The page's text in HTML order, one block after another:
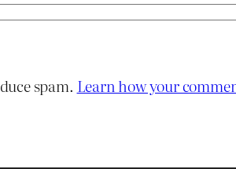
spam. Learn how your